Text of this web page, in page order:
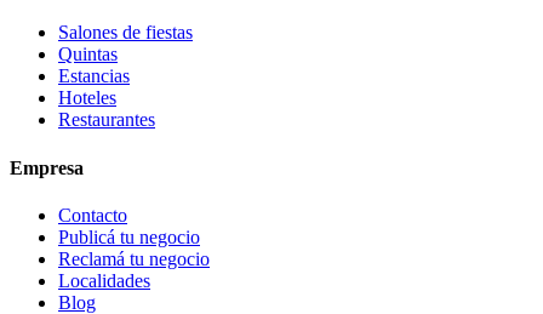
Salones de fiestas
Quintas
Estancias
Hoteles
Restaurantes
Empresa
Contacto
Publicá tu negocio
Reclamá tu negocio
Localidades
Blog